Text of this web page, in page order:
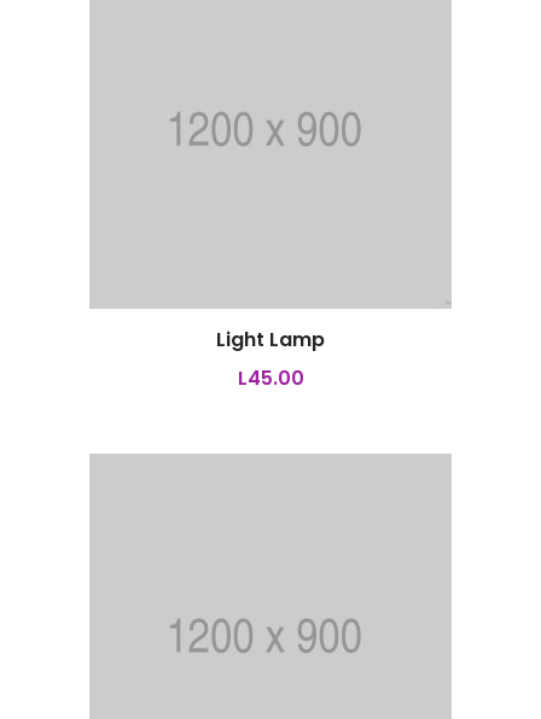
Light Lamp
L45.00